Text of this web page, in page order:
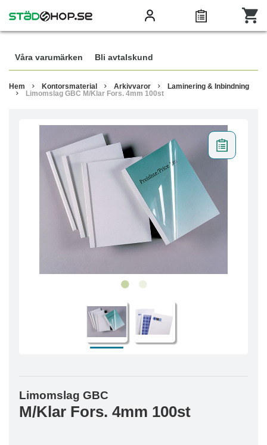
Våra varumärken Bli avtalskund
Hem Kontorsmaterial Arkivvaror
Laminering & Inbindning
Limomslag GBC M/Klar Fors. 4mm 100st
Limomslag GBC
M/Klar Fors. 4mm 100st